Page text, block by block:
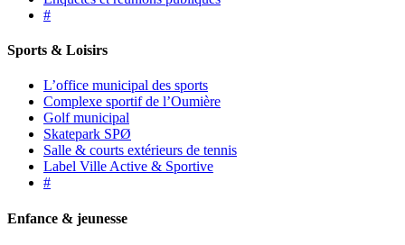
#
Sports & Loisirs
L’office municipal des sports
Complexe sportif de l’Oumière
Golf municipal
Skatepark SPØ
Salle & courts extérieurs de tennis
Label Ville Active & Sportive
#
Enfance & jeunesse